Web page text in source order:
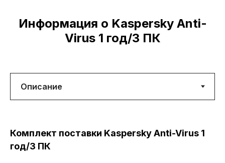
Информация о Kaspersky Anti-
Virus 1 год/3 ПК
Комплект поставки Kaspersky Anti-Virus 1
год/3 ПК